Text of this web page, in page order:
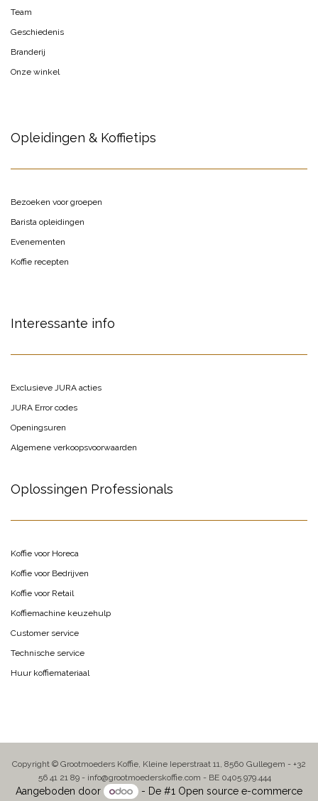
Team
Geschiedenis
Branderij
Onze winkel
Opleidingen & Koffietips
Bezoeken voor groepen
Barista opleidingen
Evenementen
Koffie recepten
Interessante info
Exclusieve JURA acties
JURA Error codes
Openingsuren
Algemene verkoopsvoorwaarden
Oplossingen Professionals
Koffie voor Horeca
Koffie voor Bedrijven
Koffie voor Retail
Koffiemachine keuzehulp
Customer service
Technische service
Huur koffiemateriaal
Copyright © Grootmoeders Koffie, Kleine Ieperstraat 11, 8560 Gullegem - +32
56 41 21 89 - info@grootmoederskoffie.com - BE 0405.979.444
Aangeboden door - De #1 Open source e-commerce